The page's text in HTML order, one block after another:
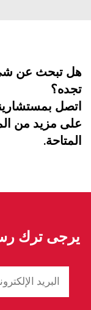
هل تبحث عن
تجده؟
اتصل
على مزيد من
المتاحة.
يرجى ترك